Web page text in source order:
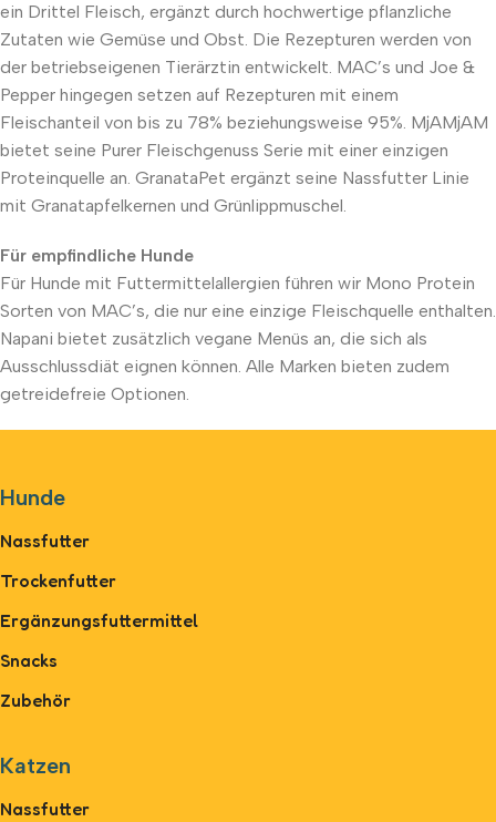
ein Drittel Fleisch, ergänzt durch hochwertige pflanzliche
Zutaten wie Gemüse und Obst. Die Rezepturen werden von
der betriebseigenen Tierärztin entwickelt. MAC’s und Joe &
Pepper hingegen setzen auf Rezepturen mit einem
Fleischanteil von bis zu 78% beziehungsweise 95%. MjAMjAM
bietet seine Purer Fleischgenuss Serie mit einer einzigen
Proteinquelle an. GranataPet ergänzt seine Nassfutter Linie
mit Granatapfelkernen und Grünlippmuschel.
Für empfindliche Hunde
Für Hunde mit Futtermittelallergien führen wir Mono Protein
Sorten von MAC’s, die nur eine einzige Fleischquelle enthalten.
Napani bietet zusätzlich vegane Menüs an, die sich als
Ausschlussdiät eignen können. Alle Marken bieten zudem
getreidefreie Optionen.
Hunde
Nassfutter
Trockenfutter
Ergänzungsfuttermittel
Snacks
Zubehör
Katzen
Nassfutter